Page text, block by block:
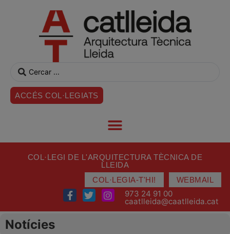
ACCÉS COL·LEGIATS
COL·LEGI DE L'ARQUITECTURA TÈCNICA DE
LLEIDA
COL·LEGIA-T'HI!
WEBMAIL
973 24 91 00
caatlleida@caatlleida.cat
Notícies